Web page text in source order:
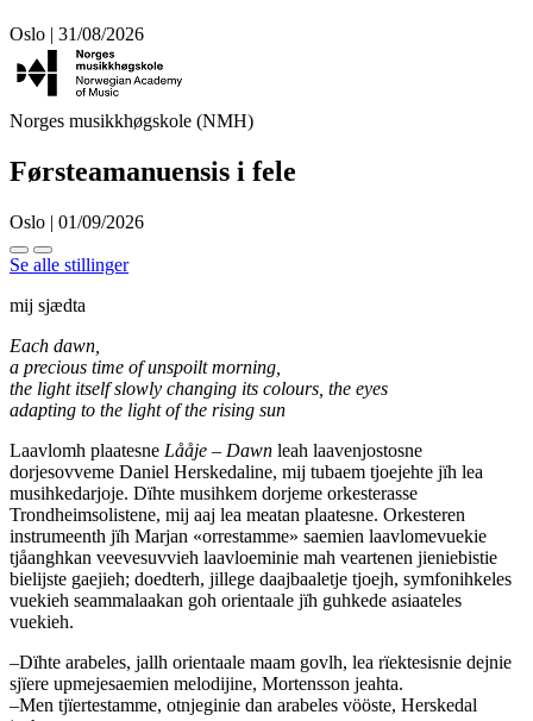
Oslo | 31/08/2026
Norges musikkhøgskole (NMH)
Førsteamanuensis i fele
Oslo | 01/09/2026
Se alle stillinger
mij sjædta
Each dawn,
a precious time of unspoilt morning,
the light itself slowly changing its colours, the eyes
adapting to the light of the rising sun
Laavlomh plaatesne Lååje – Dawn leah laavenjostosne
dorjesovveme Daniel Herskedaline, mij tubaem tjoejehte jïh lea
musihkedarjoje. Dïhte musihkem dorjeme orkesterasse
Trondheimsolistene, mij aaj lea meatan plaatesne. Orkesteren
instrumeenth jïh Marjan «orrestamme» saemien laavlomevuekie
tjåanghkan veevesuvvieh laavloeminie mah veartenen jieniebistie
bielijste gaejieh; doedterh, jillege daajbaaletje tjoejh, symfonihkeles
vuekieh seammalaakan goh orientaale jïh guhkede asiaateles
vuekieh.
–Dïhte arabeles, jallh orientaale maam govlh, lea rïektesisnie dejnie
sjïere upmejesaemien melodijine, Mortensson jeahta.
–Men tjïertestamme, otnjeginie dan arabeles vööste, Herskedal